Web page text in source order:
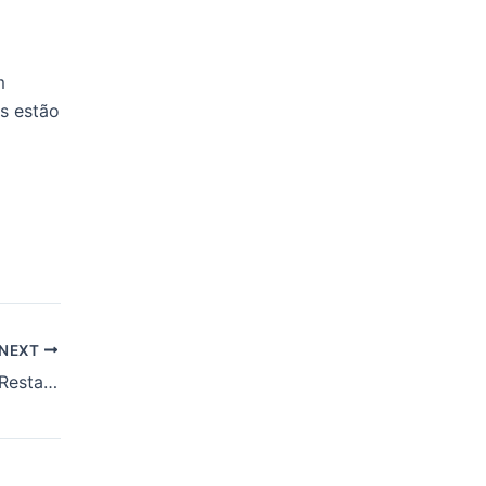
estão
NEXT
São Cristóvão terá Restaurante Escola do Senac; confira onde e quando